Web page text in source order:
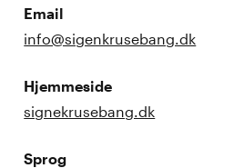
Email
info@sigenkrusebang.dk
Hjemmeside
signekrusebang.dk
Sprog